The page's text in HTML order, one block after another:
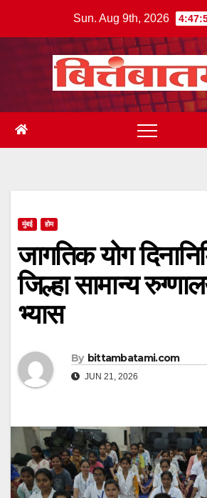
Sun. Aug 9th, 2026
मुंबई होम
जागतिक योग
जिल्हा सामान्य
भ्यास
By bittambatami.com
JUN 21, 2026